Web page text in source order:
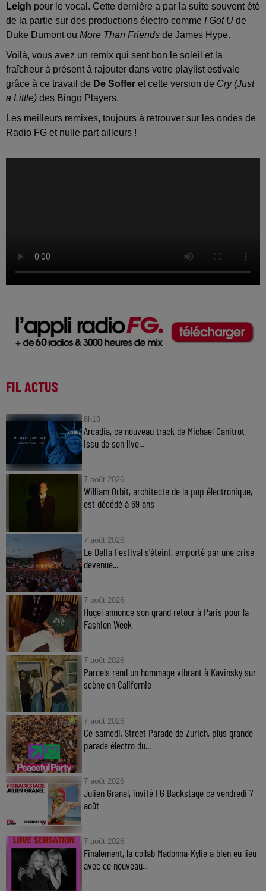
Leigh pour le vocal. Cette dernière a par la suite souvent été
de la partie sur des productions électro comme I Got U de
Duke Dumont ou More Than Friends de James Hype.
Voilà, vous avez un remix qui sent bon le soleil et la
fraîcheur à présent à rajouter dans votre playlist estivale
grâce à ce travail de De Soffer et cette version de Cry (Just
a Little) des Bingo Players.
Les meilleurs remixes, toujours à retrouver sur les ondes de
Radio FG et nulle part ailleurs !
FIL ACTUS
8h19
Arcadia, ce nouveau track de Michael Canitrot
issu de son live...
7 août 2026
William Orbit, architecte de la pop électronique,
est décédé à 69 ans
7 août 2026
Le Delta Festival s'éteint, emporté par une crise
devenue...
7 août 2026
Hugel annonce son grand retour à Paris pour la
Fashion Week
7 août 2026
Parcels rend un hommage vibrant à Kavinsky sur
scène en Californie
7 août 2026
Ce samedi, Street Parade de Zurich, plus grande
parade électro du...
7 août 2026
Julien Granel, invité FG Backstage ce vendredi 7
août
7 août 2026
Finalement, la collab Madonna-Kylie a bien eu lieu
avec ce nouveau...